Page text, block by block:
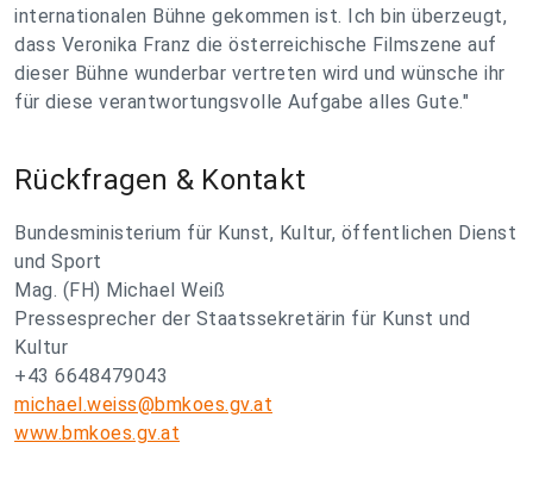
internationalen Bühne gekommen ist. Ich bin überzeugt,
dass Veronika Franz die österreichische Filmszene auf
dieser Bühne wunderbar vertreten wird und wünsche ihr
für diese verantwortungsvolle Aufgabe alles Gute."
Rückfragen & Kontakt
Bundesministerium für Kunst, Kultur, öffentlichen Dienst
und Sport
Mag. (FH) Michael Weiß
Pressesprecher der Staatssekretärin für Kunst und
Kultur
+43 6648479043
michael.weiss@bmkoes.gv.at
www.bmkoes.gv.at